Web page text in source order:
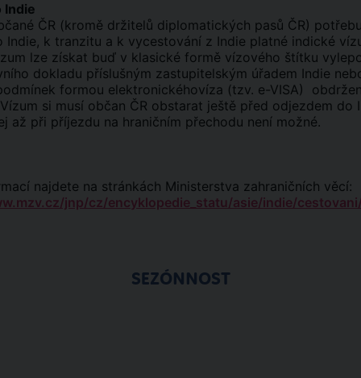
Indie
ČR (kromě držitelů diplomatických pasů ČR)
Indie, k tranzitu a k vycestování z Indie platné indické
lze získat buď v klasické formě vízového štítku
dokladu příslušným zastupitelským úřadem Indie
formou elektronickéhovíza (tzv. e-VISA)
si musí občan ČR obstarat ještě před odjezdem do
až při příjezdu na hraničním přechodu není možné.
najdete na stránkách Ministerstva zahraničních věcí:
jnp/cz/encyklopedie_statu/asie/indie/
SEZÓNNOST